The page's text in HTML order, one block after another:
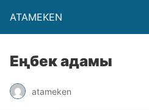
ATAMEKEN
Еңбек адамы
atameken